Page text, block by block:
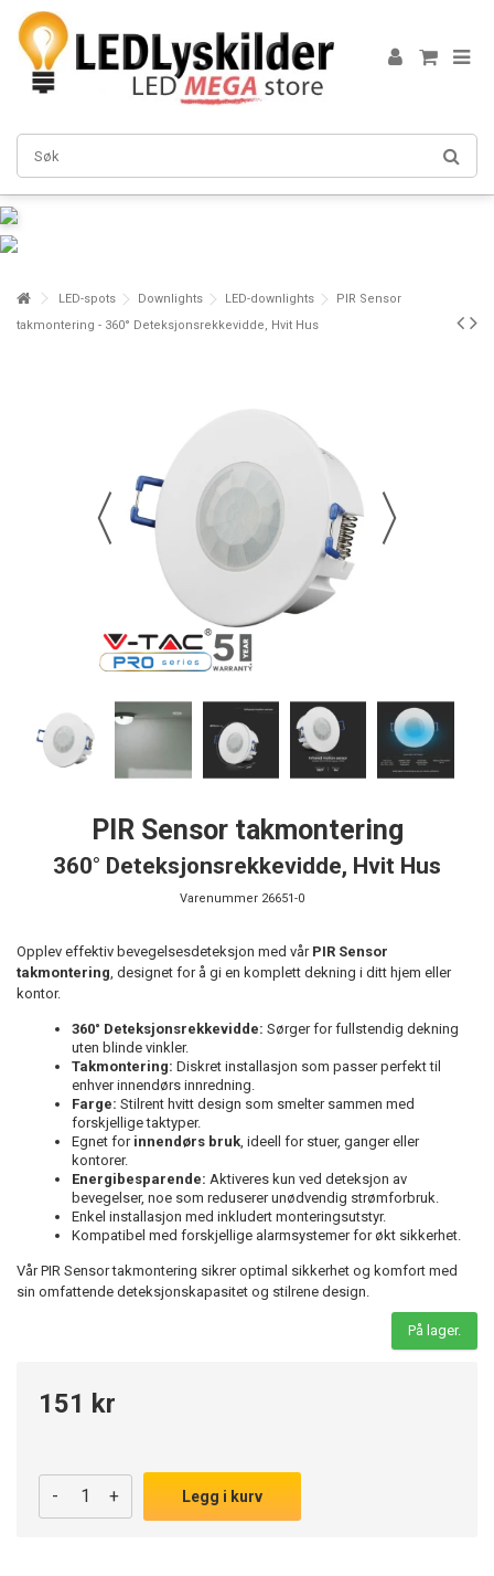
LED-spots Downlights LED-downlights
PIR Sensor
takmontering - 360° Deteksjonsrekkevidde, Hvit Hus
PIR Sensor takmontering
360° Deteksjonsrekkevidde, Hvit Hus
Varenummer 26651-0
Opplev effektiv bevegelsesdeteksjon med vår PIR Sensor
takmontering , designet for å gi en komplett dekning i ditt hjem eller
kontor.
360° Deteksjonsrekkevidde: Sørger for fullstendig dekning
uten blinde vinkler.
Takmontering: Diskret installasjon som passer perfekt til
enhver innendørs innredning.
Farge: Stilrent hvitt design som smelter sammen med
forskjellige taktyper.
Egnet for innendørs bruk , ideell for stuer, ganger eller
kontorer.
Energibesparende: Aktiveres kun ved deteksjon av
bevegelser, noe som reduserer unødvendig strømforbruk.
Enkel installasjon med inkludert monteringsutstyr.
Kompatibel med forskjellige alarmsystemer for økt sikkerhet.
Vår PIR Sensor takmontering sikrer optimal sikkerhet og komfort med
sin omfattende deteksjonskapasitet og stilrene design.
På lager.
151 kr
- + Legg i kurv